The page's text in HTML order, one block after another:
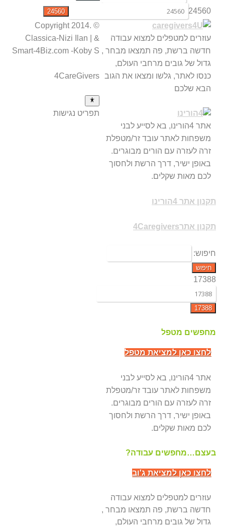
24560
עוזרים למטפלים למצוא עבודה
חדשה ברשת, פה תמצאו מבחר ,
גדול של גובים מרחבי העולם,
כנסו לאתר, גלשו ומצאו את הגוב
הבא שלכם
אתר 4הורינו, בא לסייע לבני
משפחות לאתר עובד זר/מטפלת
זרה לעזרה עם הורים מבוגרים.
באופן ישיר, דרך הרשת ולחסוך
לכם מאות שקלים.
תקנון אתר 4הורינו
תקנון אתר4Caregivers
חיפוש:
17388
מחפשים מטפל
לחצו כאן למציאת מטפל
אתר 4הורינו, בא לסייע לבני
משפחות לאתר עובד זר/מטפלת
זרה לעזרה עם הורים מבוגרים.
באופן ישיר, דרך הרשת ולחסוך
לכם מאות שקלים.
בעצם…מחפשים עבודה?
לחצו כאן למציאת ג'וב
עוזרים למטפלים למצוא עבודה
חדשה ברשת, פה תמצאו מבחר ,
גדול של גובים מרחבי העולם,
© Copyright 2014.
Classica-Nizi Ilan | &
Smart-4Biz.com -Koby S
4CareGivers
תפריט נגישות